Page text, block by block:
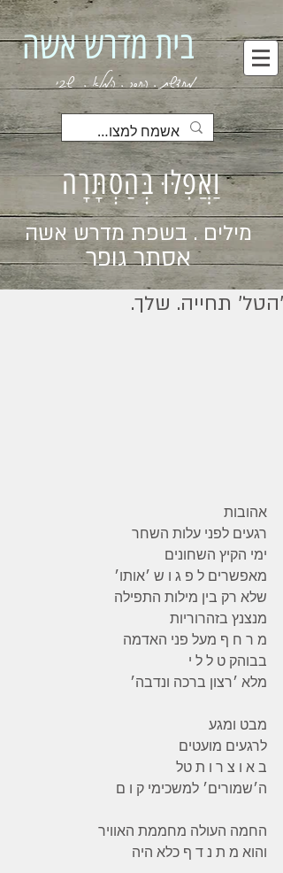
בית מדרש אשה
מחדשת . החסר . המלא . שבי
וַאֲפִלּוּ בְּהַסְתָּרָה
מילים . בשפת מדרש אשה
אסתר גופר
׳הטל׳ תחייה. שלך.
אהובות
רגעים לפני עלות השחר
ימי הקיץ השחונים
מאפשרים ל פ ג ו ש ׳אותו׳
שלא רק בין מילות התפילה
מנצנץ בזהרוריות
מ ר ח ף מעל פני האדמה
בבוהק ט ל ל י
מלא ׳רצון ברכה ונדבה׳
מבט ומגע
לרגעים מועטים
ב א ו צ ר ו ת טל
ה׳שמורים׳ למשכימי ק ו ם
החמה העולה מחממת האוויר
והוא מ ת נ ד ף כלא היה